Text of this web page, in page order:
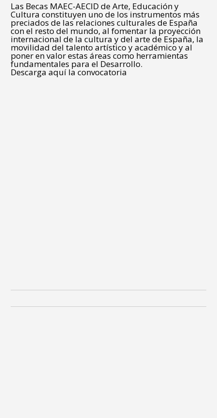
Las Becas MAEC-AECID de Arte, Educación y
Cultura constituyen uno de los instrumentos más
preciados de las relaciones culturales de España
con el resto del mundo, al fomentar la proyección
internacional de la cultura y del arte de España, la
movilidad del talento artístico y académico y al
poner en valor estas áreas como herramientas
fundamentales para el Desarrollo.
Descarga aquí la convocatoria